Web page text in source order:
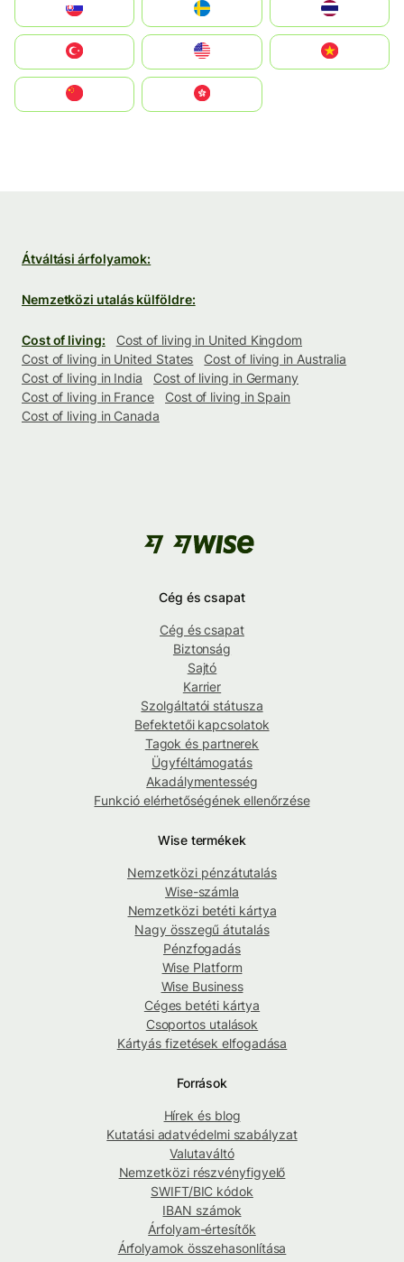
United States
中國香港特別行政區
Átváltási árfolyamok:
Nemzetközi utalás külföldre:
Cost of living:
Cost of living in United Kingdom
Cost of living in United States
Cost of living in Australia
Cost of living in India
Cost of living in Germany
Cost of living in France
Cost of living in Spain
Cost of living in Canada
Cég és csapat
Cég és csapat
Biztonság
Sajtó
Karrier
Szolgáltatói státusza
Befektetői kapcsolatok
Tagok és partnerek
Ügyféltámogatás
Akadálymentesség
Funkció elérhetőségének ellenőrzése
Wise termékek
Nemzetközi pénzátutalás
Wise-számla
Nemzetközi betéti kártya
Nagy összegű átutalás
Pénzfogadás
Wise Platform
Wise Business
Céges betéti kártya
Csoportos utalások
Kártyás fizetések elfogadása
Források
Hírek és blog
Kutatási adatvédelmi szabályzat
Valutaváltó
Nemzetközi részvényfigyelő
SWIFT/BIC kódok
IBAN számok
Árfolyam-értesítők
Árfolyamok összehasonlítása